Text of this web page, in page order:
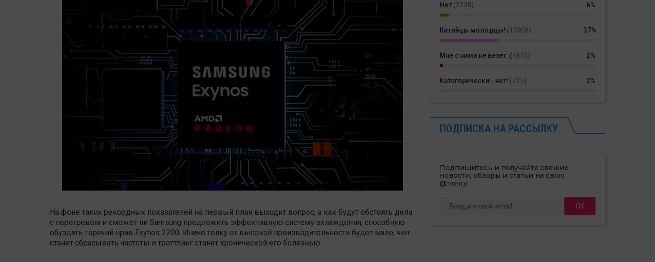
На фоне таких рекордных показателей на первый план выходит вопрос, а как будут обстоять дела
с перегревом и сможет ли Samsung предложить эффективную систему охлаждения, способную
обуздать горячий нрав Exynos 2200. Иначе толку от высокой производительности будет мало, чип
станет сбрасывать частоты и троттлинг станет хронической его болезнью.
Нет (2238) 6%
Китайцы молодцы! (13908) 37%
Мне с ними не везет :( (815) 2%
Категорически - нет! (725) 2%
ПОДПИСКА НА РАССЫЛКУ
Подпишитесь и получайте свежие
новости, обзоры и статьи на свою
@почту.
ОК